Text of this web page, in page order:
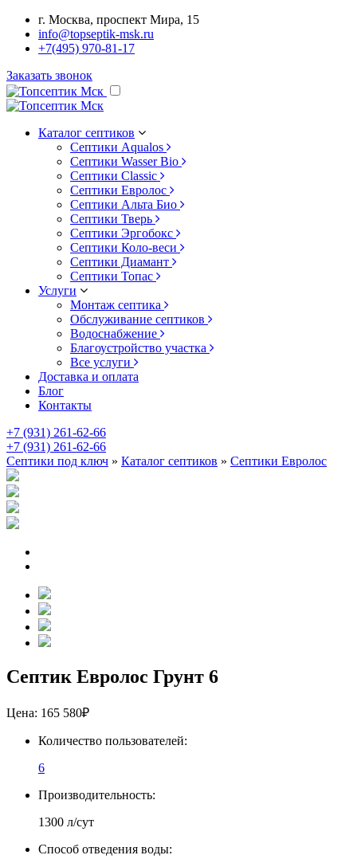
г. Москва, проспект Мира, 15
info@topseptik-msk.ru
+7(495) 970-81-17
Заказать звонок
Каталог септиков
Септики Aqualos
Септики Wasser Bio
Септики Classic
Септики Евролос
Септики Альта Био
Септики Тверь
Септики Эргобокс
Септики Коло-веси
Септики Диамант
Септики Топас
Услуги
Монтаж септика
Обслуживание септиков
Водоснабжение
Благоустройство участка
Все услуги
Доставка и оплата
Блог
Контакты
+7 (931) 261-62-66
+7 (931) 261-62-66
Септики под ключ » Каталог септиков » Септики Евролос
Септик Евролос Грунт 6
Цена: 165 580₽
Количество пользователей:
6
Производительность:
1300 л/сут
Способ отведения воды: